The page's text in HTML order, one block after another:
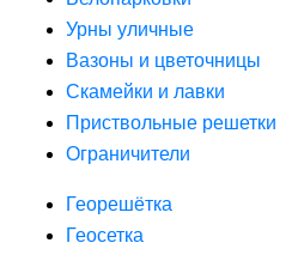
Урны уличные
Вазоны и цветочницы
Скамейки и лавки
Приствольные решетки
Ограничители
Георешётка
Геосетка